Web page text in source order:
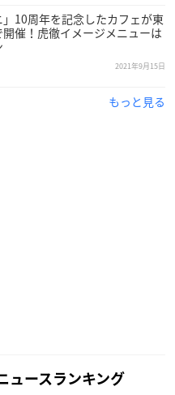
」10周年を記念したカフェが東
催！虎徹イメージメニューは
2021年9月15日
もっと見る
ュースランキング